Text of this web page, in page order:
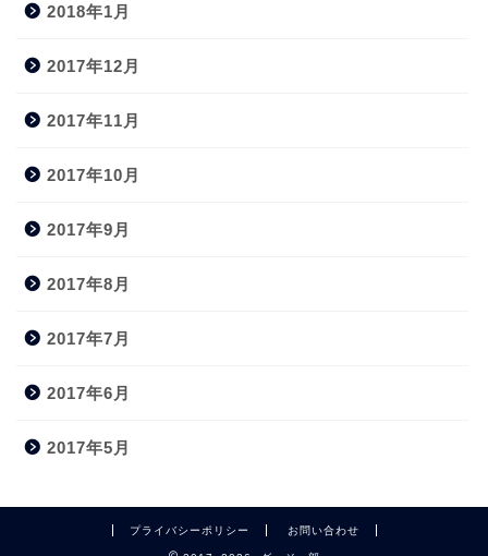
2018年1月
2017年12月
2017年11月
2017年10月
2017年9月
2017年8月
2017年7月
2017年6月
2017年5月
プライバシーポリシー お問い合わせ